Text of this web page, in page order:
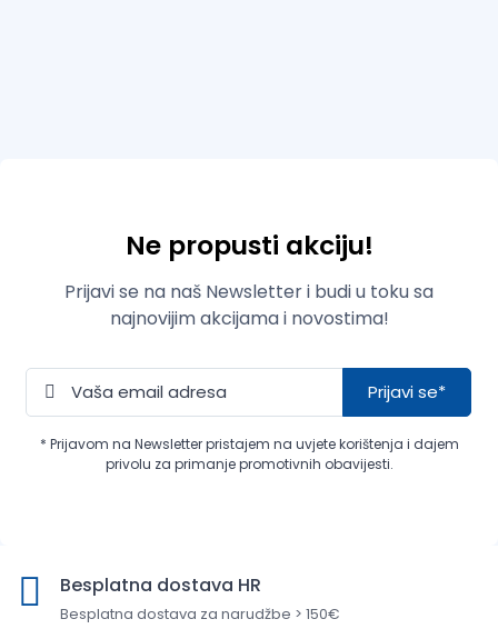
Ne propusti akciju!
Prijavi se na naš Newsletter i budi u toku sa
najnovijim akcijama i novostima!
Prijavi se*
* Prijavom na Newsletter pristajem na uvjete korištenja i dajem
privolu za primanje promotivnih obavijesti.
Besplatna dostava HR
Besplatna dostava za narudžbe > 150€